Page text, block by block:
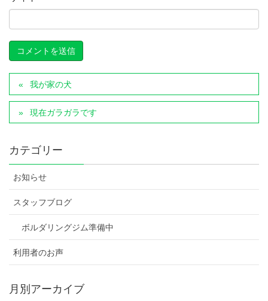
我が家の犬
現在ガラガラです
カテゴリー
お知らせ
スタッフブログ
ボルダリングジム準備中
利用者のお声
月別アーカイブ